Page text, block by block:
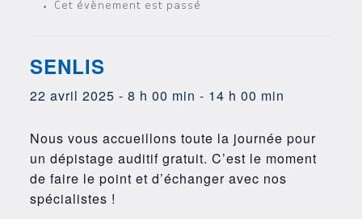
Cet évènement est passé
SENLIS
22 avril 2025 - 8 h 00 min - 14 h 00 min
Nous vous accueillons toute la journée pour
un dépistage auditif gratuit. C’est le moment
de faire le point et d’échanger avec nos
spécialistes !